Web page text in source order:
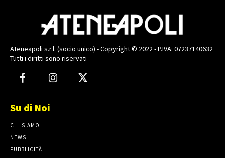
Ateneapoli s.r.l. (socio unico) - Copyright © 2022 - P.IVA: 07237140632
Tutti i diritti sono riservati
Su di Noi
CHI SIAMO
NEWS
PUBBLICITÀ